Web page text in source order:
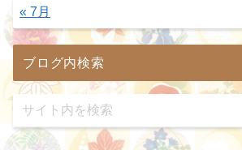
« 7月
ブログ内検索